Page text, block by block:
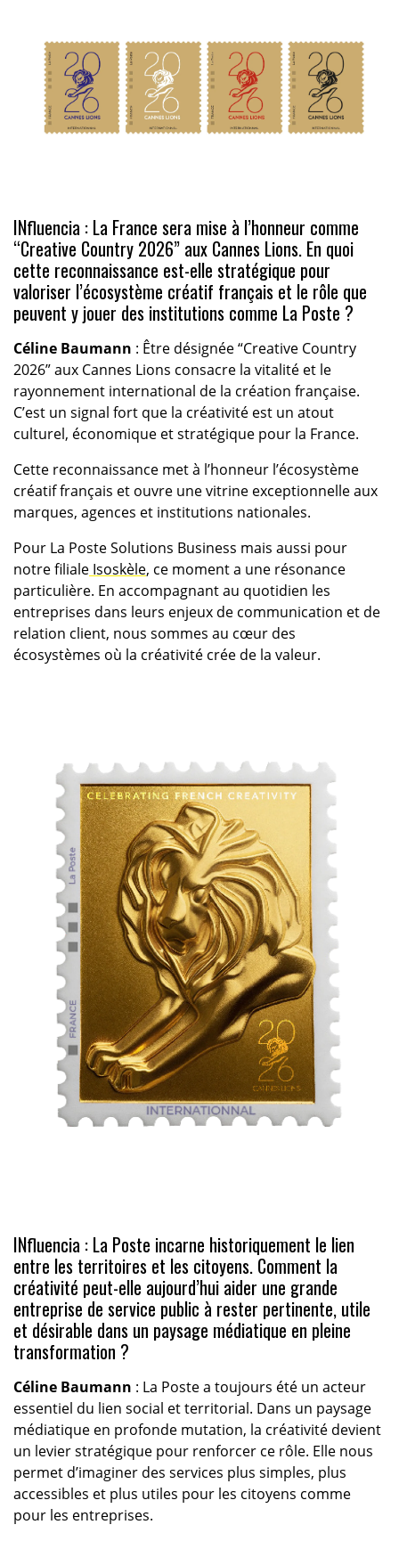
INfluencia : La France sera mise à l’honneur comme
“Creative Country 2026” aux Cannes Lions. En quoi
cette reconnaissance est-elle stratégique pour
valoriser l’écosystème créatif français et le rôle que
peuvent y jouer des institutions comme La Poste ?
Céline Baumann : Être désignée “Creative Country
2026” aux Cannes Lions consacre la vitalité et le
rayonnement international de la création française.
C’est un signal fort que la créativité est un atout
culturel, économique et stratégique pour la France.
Cette reconnaissance met à l’honneur l’écosystème
créatif français et ouvre une vitrine exceptionnelle aux
marques, agences et institutions nationales.
Pour La Poste Solutions Business mais aussi pour
notre filialeIsoskèle, ce moment a une résonance
particulière. En accompagnant au quotidien les
entreprises dans leurs enjeux de communication et de
relation client, nous sommes au cœur des
écosystèmes où la créativité crée de la valeur.
INfluencia : La Poste incarne historiquement le lien
entre les territoires et les citoyens. Comment la
créativité peut-elle aujourd’hui aider une grande
entreprise de service public à rester pertinente, utile
et désirable dans un paysage médiatique en pleine
transformation ?
Céline Baumann : La Poste a toujours été un acteur
essentiel du lien social et territorial. Dans un paysage
médiatique en profonde mutation, la créativité devient
un levier stratégique pour renforcer ce rôle. Elle nous
permet d’imaginer des services plus simples, plus
accessibles et plus utiles pour les citoyens comme
pour les entreprises.